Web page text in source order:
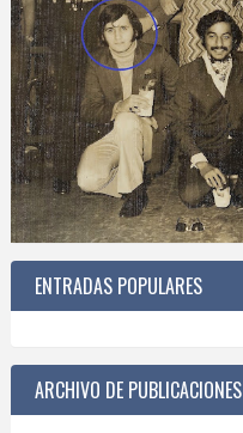
ENTRADAS POPULARES
ARCHIVO DE PUBLICACIONES